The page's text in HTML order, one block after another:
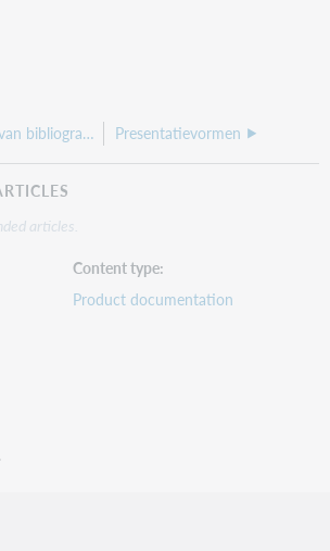
III. Tonen van bibliografische informatie Presentatievormen
articles.
Content type
Product documentation